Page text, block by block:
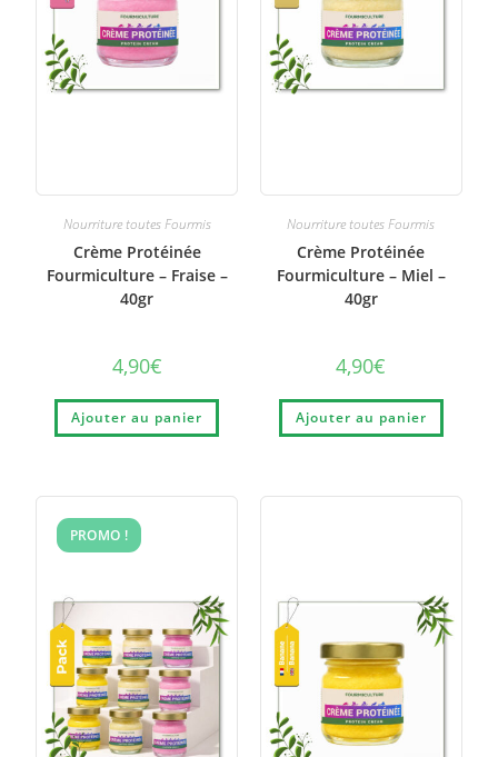
Nourriture toutes Fourmis
Crème Protéinée
Fourmiculture – Fraise –
40gr
4,90€
Ajouter au panier
Nourriture toutes Fourmis
Crème Protéinée
Fourmiculture – Miel –
40gr
4,90€
Ajouter au panier
PROMO !